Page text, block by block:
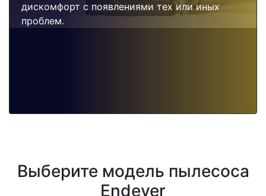
дискомфорт с появлениями тех или иных
проблем.
Выберите модель пылесоса
Endever